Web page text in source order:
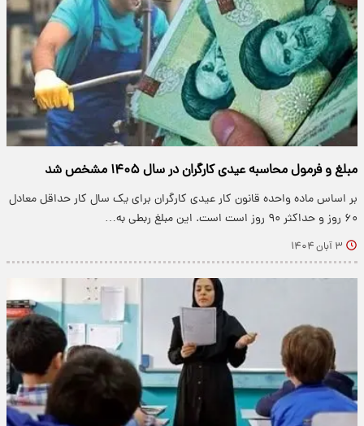
مبلغ و فرمول محاسبه عیدی کارگران در سال ۱۴۰۵ مشخص شد
بر اساس ماده واحده قانون کار عیدی کارگران برای یک سال کار حداقل معادل
۶۰ روز و حداکثر ۹۰ روز است است. این مبلغ ربطی به…
۳ آبان ۱۴۰۴